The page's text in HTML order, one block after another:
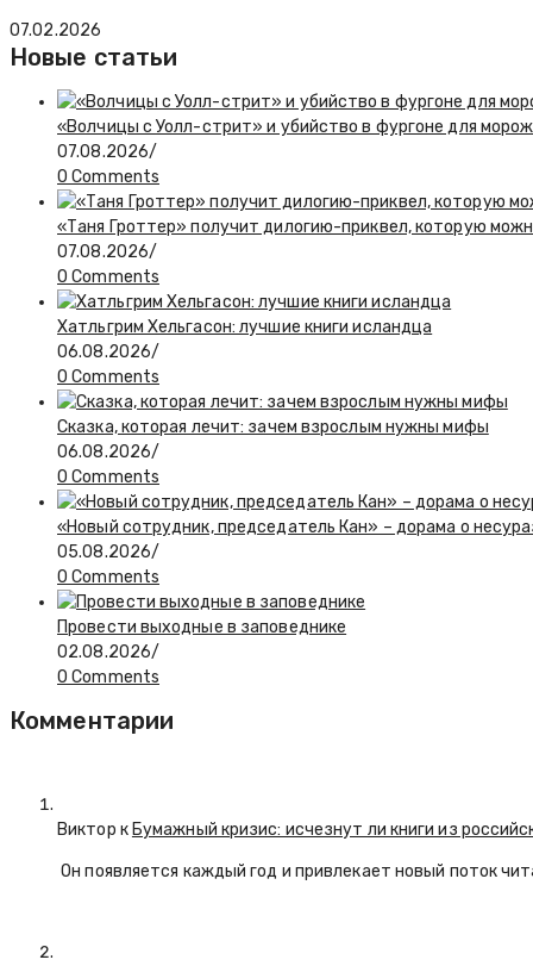
07.02.2026
Новые статьи
«Волчицы с Уолл-стрит» и убийство в фургоне для
07.08.2026/
0 Comments
«Таня Гроттер» получит дилогию-приквел, которую
07.08.2026/
0 Comments
Хатльгрим Хельгасон: лучшие книги исландца
06.08.2026/
0 Comments
Сказка, которая лечит: зачем взрослым нужны мифы
06.08.2026/
0 Comments
«Новый сотрудник, председатель Кан» – дорама о
05.08.2026/
0 Comments
Провести выходные в заповеднике
02.08.2026/
0 Comments
Комментарии
Виктор к Бумажный кризис: исчезнут ли книги из
Он появляется каждый год и привлекает новый поток